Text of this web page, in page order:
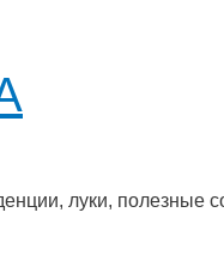
луки, полезные